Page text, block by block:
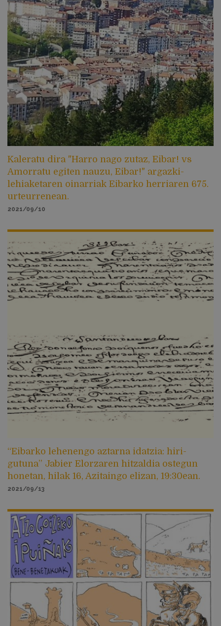
Kaleratu dira "Harro nago zutaz, Eibar! vs
Amorratu egiten nauzu, Eibar!" argazki-
lehiaketaren oinarriak Eibarko herriaren 675.
urteurrenean.
2021/09/10
“Eibarko lehenengo aztarna idatzia: hiri-
gutuna” Jabier Elorzaren hitzaldia ostegun
honetan, hilak 16, Azitaingo elizan, 19:30ean.
2021/09/13